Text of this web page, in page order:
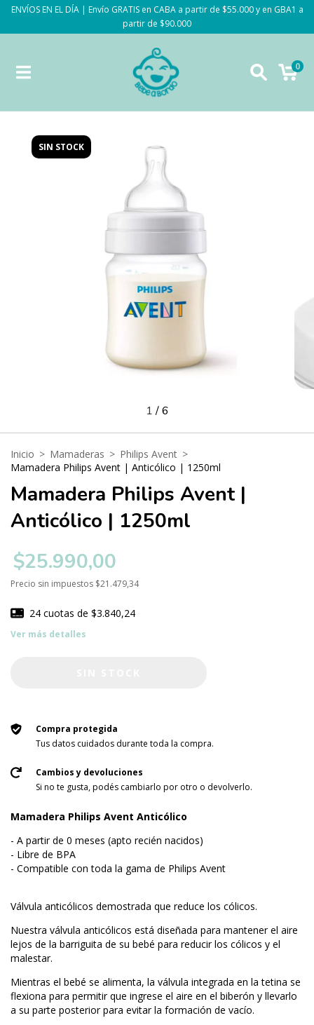
ENVÍOS EN EL DÍA | Envío GRATIS en CABA a partir de $55.000 y en GBA1 a
partir de $90.000
0
SIN STOCK
1/6
Inicio > Mamaderas > Philips Avent >
Mamadera Philips Avent | Anticólico | 1250ml
Mamadera Philips Avent |
Anticólico | 1250ml
$25.990,00
Precio sin impuestos $21.479,34
24 cuotas de $3.840,24
Ver más detalles
Compra protegida
Tus datos cuidados durante toda la compra.
Cambios y devoluciones
Si no te gusta, podés cambiarlo por otro o devolverlo.
Mamadera Philips Avent Anticólico
- A partir de 0 meses (apto recién nacidos)
- Libre de BPA
- Compatible con toda la gama de Philips Avent
Válvula anticólicos demostrada que reduce los cólicos.
Nuestra válvula anticólicos está diseñada para mantener el aire
lejos de la barriguita de su bebé para reducir los cólicos y el
malestar.
Mientras el bebé se alimenta, la válvula integrada en la tetina se
flexiona para permitir que ingrese el aire en el biberón y llevarlo
a su parte posterior para evitar la formación de vacío.